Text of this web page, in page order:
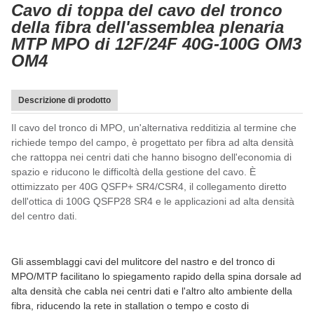
Cavo di toppa del cavo del tronco
della fibra dell'assemblea plenaria
MTP MPO di 12F/24F 40G-100G OM3
OM4
Descrizione di prodotto
Il cavo del tronco di MPO, un'alternativa redditizia al termine che
richiede tempo del campo, è progettato per fibra ad alta densità
che rattoppa nei centri dati che hanno bisogno dell'economia di
spazio e riducono le difficoltà della gestione del cavo. È
ottimizzato per 40G QSFP+ SR4/CSR4, il collegamento diretto
dell'ottica di 100G QSFP28 SR4 e le applicazioni ad alta densità
del centro dati.
Gli assemblaggi cavi del mulitcore del nastro e del tronco di
MPO/MTP facilitano lo spiegamento rapido della spina dorsale ad
alta densità che cabla nei centri dati e l'altro alto ambiente della
fibra, riducendo la rete in stallation o tempo e costo di